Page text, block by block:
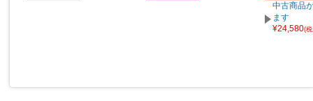
中古商品
ます
¥24,580(